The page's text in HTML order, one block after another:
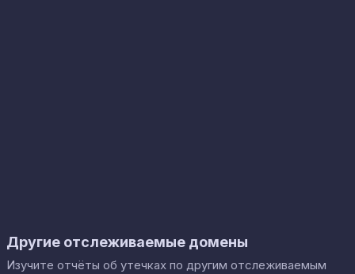
Другие отслеживаемые домены
Изучите отчёты об утечках по другим отслеживаемым